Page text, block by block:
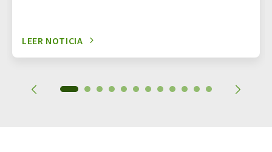
LEER NOTICIA